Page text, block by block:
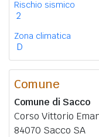
Rischio sismico
2
Zona climatica
D
Comune
Comune di Sacco
Corso Vittorio
84070 Sacco SA